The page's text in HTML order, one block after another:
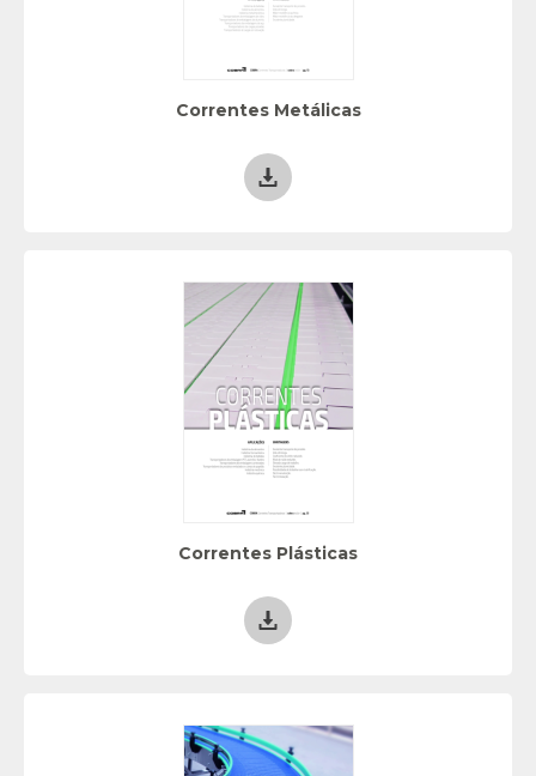
Correntes Metálicas
Correntes Plásticas